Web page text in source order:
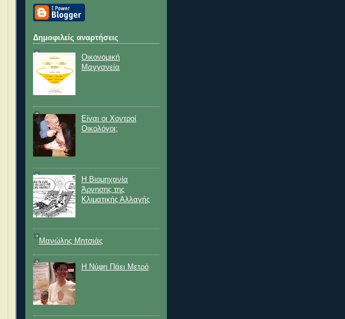
Δημοφιλείς αναρτήσεις
Οικονομική
Μαγγανεία
Είναι οι Χοντροί
Οικολόγοι;
Η Βιομηχανία
Άρνησης της
Κλιματικής Αλλαγής
Μανώλης Μητσιάς
Η Nύφη Πάει Μετρό